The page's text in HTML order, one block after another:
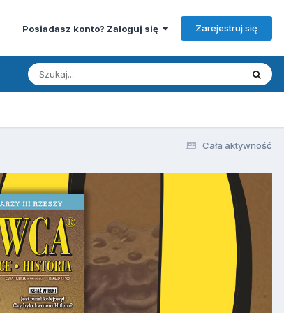
Posiadasz konto? Zaloguj się Zarejestruj się
Cała aktywność